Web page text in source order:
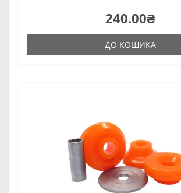
240.00₴
ДО КОШИКА